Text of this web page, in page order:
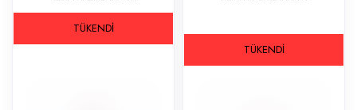
TÜKENDI
TÜKENDI